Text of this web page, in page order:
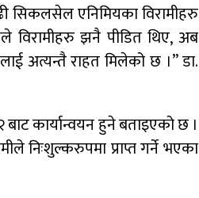
सिकलसेल एनिमियका विरामीहरु
विरामीहरु झनै पीडित थिए, अब
अत्यन्तै राहत मिलेको छ ।” डा.
कार्यान्वयन हुने बताइएको छ ।
निःशुल्करुपमा प्राप्त गर्ने भएका